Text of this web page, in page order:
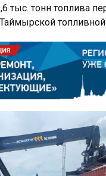
тыс. тонн топлива